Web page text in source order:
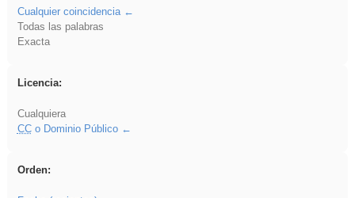
Cualquier coincidencia
Todas las palabras
Exacta
Licencia:
Cualquiera
CCo Dominio Público
Orden: